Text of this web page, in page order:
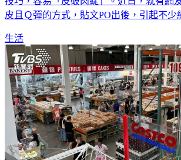
皮且Ｑ彈的方式，貼文PO出後，引起不少
生活